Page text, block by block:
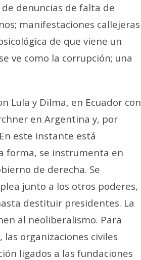
denuncias de falta de
manifestaciones callejeras
de que viene un
ve como la corrupción; una
Lula y Dilma, en Ecuador con
en Argentina y, por
este instante está
forma, se instrumenta en
de derecha. Se
junto a los otros poderes,
destituir presidentes. La
al neoliberalismo. Para
organizaciones civiles
ligados a las fundaciones